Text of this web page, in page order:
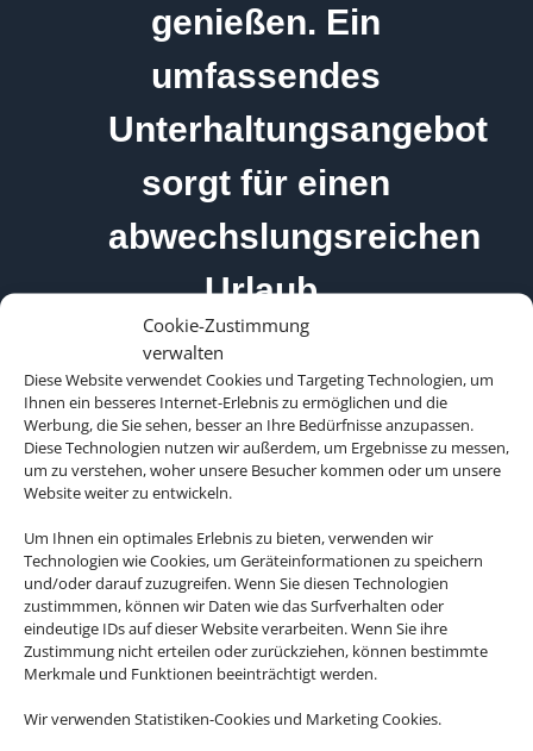
Cookie-Zustimmung
verwalten
Diese Website verwendet Cookies und Targeting Technologien, um
Ihnen ein besseres Internet-Erlebnis zu ermöglichen und die
Werbung, die Sie sehen, besser an Ihre Bedürfnisse anzupassen.
Diese Technologien nutzen wir außerdem, um Ergebnisse zu messen,
um zu verstehen, woher unsere Besucher kommen oder um unsere
Website weiter zu entwickeln.
Um Ihnen ein optimales Erlebnis zu bieten, verwenden wir
Technologien wie Cookies, um Geräteinformationen zu speichern
und/oder darauf zuzugreifen. Wenn Sie diesen Technologien
zustimmmen, können wir Daten wie das Surfverhalten oder
eindeutige IDs auf dieser Website verarbeiten. Wenn Sie ihre
Zustimmung nicht erteilen oder zurückziehen, können bestimmte
Merkmale und Funktionen beeinträchtigt werden.
Wir verwenden Statistiken-Cookies und Marketing Cookies.
genießen. Ein
umfassendes
Unterhaltungsangebot
sorgt für einen
abwechslungsreichen
Urlaub.